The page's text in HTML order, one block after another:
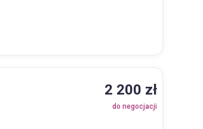
2 200 zł
do negocjacji